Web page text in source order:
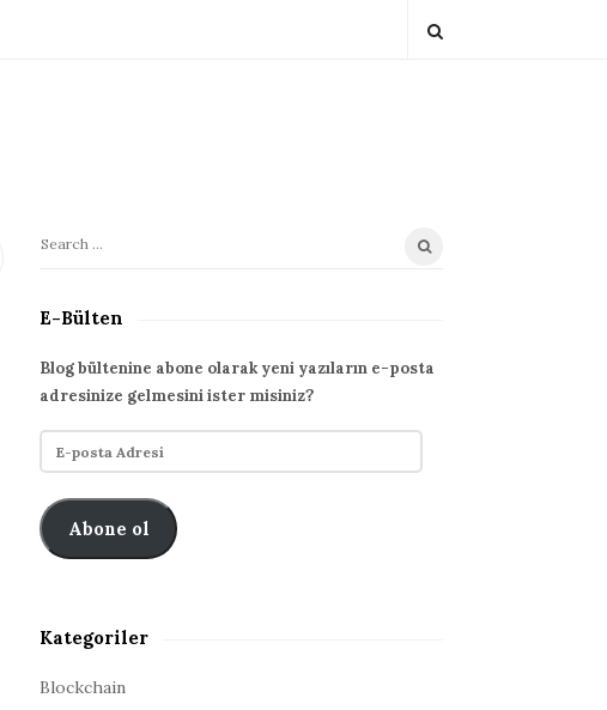
S
t
S
i
d
e
b
a
S
a
c
h
r
E-Bülten
Blog bültenine abone olarak yeni yazıların e-posta
adresinize gelmesini ister misiniz?
E
-
o
s
A
r
Abone ol
Kategoriler
Blockchain